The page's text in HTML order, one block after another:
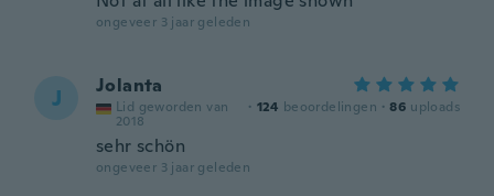
ongeveer 3 jaar geleden
J Jolanta
Lid geworden van
2018
· 124 beoordelingen · 86 uploads
sehr schön
ongeveer 3 jaar geleden